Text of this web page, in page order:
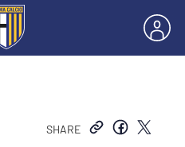
SHARE